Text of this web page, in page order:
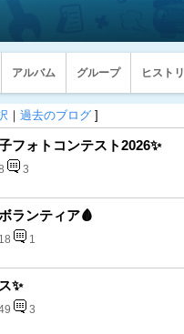
アルバム グループ ヒストリ
｜ 過去のブログ ]
フォトコンテスト2026✨
3
ランティア🩸
1
✨
3